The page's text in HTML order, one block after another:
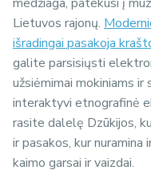
Lietuvos rajonų.
išradingai pasakoja
galite parsisiųsti
užsiėmimai mokiniams
interaktyvi etnografinė
rasite dalelę Dzūkijos,
ir pasakos, kur nuramina
kaimo garsai ir vaizdai.